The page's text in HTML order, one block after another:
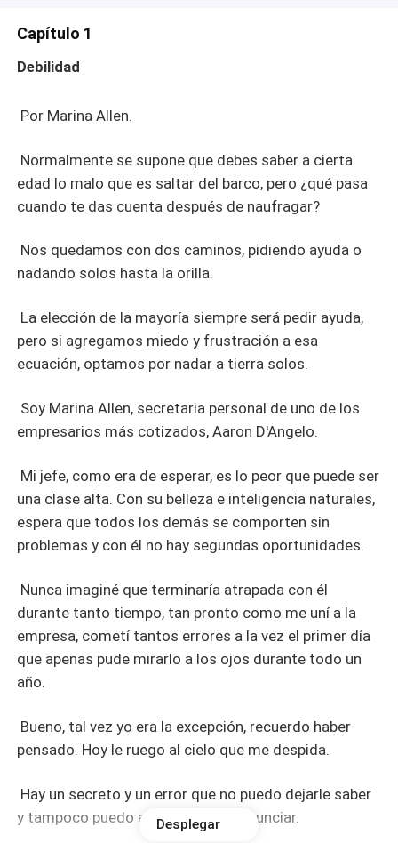
Capítulo 1
Debilidad
Por Marina Allen.
Normalmente se supone que debes saber a cierta
edad lo malo que es saltar del barco, pero ¿qué pasa
cuando te das cuenta después de naufragar?
Nos quedamos con dos caminos, pidiendo ayuda o
nadando solos hasta la orilla.
La elección de la mayoría siempre será pedir ayuda,
pero si agregamos miedo y frustración a esa
ecuación, optamos por nadar a tierra solos.
Soy Marina Allen, secretaria personal de uno de los
empresarios más cotizados, Aaron D'Angelo.
Mi jefe, como era de esperar, es lo peor que puede ser
una clase alta. Con su belleza e inteligencia naturales,
espera que todos los demás se comporten sin
problemas y con él no hay segundas oportunidades.
Nunca imaginé que terminaría atrapada con él
durante tanto tiempo, tan pronto como me uní a la
empresa, cometí tantos errores a la vez el primer día
que apenas pude mirarlo a los ojos durante todo un
año.
Bueno, tal vez yo era la excepción, recuerdo haber
pensado. Hoy le ruego al cielo que me despida.
Hay un secreto y un error que no puedo dejarle saber
y tampoco puedo arriesgarme a renunciar.
Desplegar